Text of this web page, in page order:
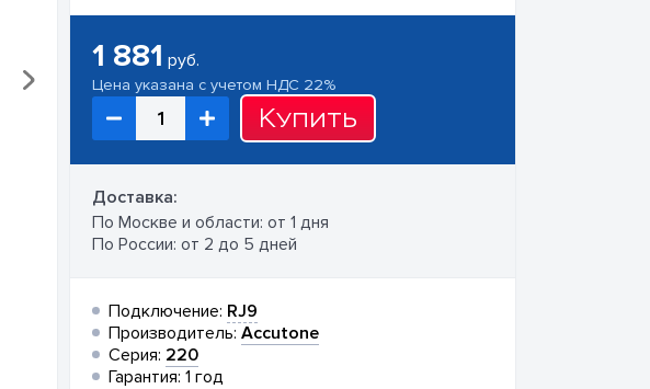
1 881 руб.
Цена указана с учетом НДС 22%
Купить
Доставка:
По Москве и области: от 1 дня
По России: от 2 до 5 дней
Подключение: RJ9
Производитель: Accutone
Серия: 220
Гарантия: 1 год